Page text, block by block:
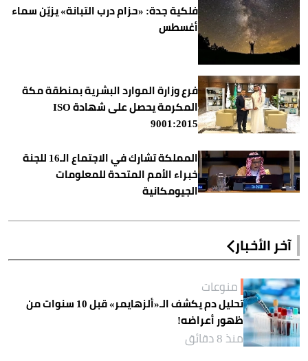
فلكية جدة: «حزام درب التبانة» يزيّن سماء
أغسطس
فرع وزارة الموارد البشرية بمنطقة مكة
المكرمة يحصل على شهادة ISO
9001:2015
المملكة تشارك في الاجتماع الـ16 للجنة
خبراء الأمم المتحدة للمعلومات
الجيومكانية
آخر الأخبار
منوعات
تحليل دم يكشف الـ«ألزهايمر» قبل 10 سنوات من
ظهور أعراضه!
منذ 8 دقائق